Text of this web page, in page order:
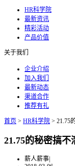
HR科学院
最新资讯
精彩活动
产品价值
关于我们
企业介绍
加入我们
最新动态
渠道合作
推荐有礼
首页 > HR科学院 > 21.75
21.75的秘密搞不
薪人薪事|